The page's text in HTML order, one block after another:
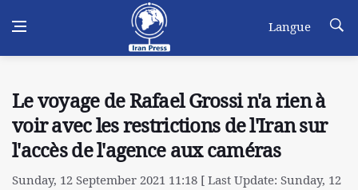
Langue
Le voyage de Rafael Grossi n'a rien à
voir avec les restrictions de l'Iran sur
l'accès de l'agence aux caméras
Sunday, 12 September 2021 11:18 [ Last Update: Sunday, 12